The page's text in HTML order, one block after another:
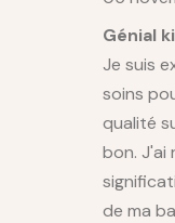
Génial
Je suis
soins
qualité
bon. J'ai
de ma